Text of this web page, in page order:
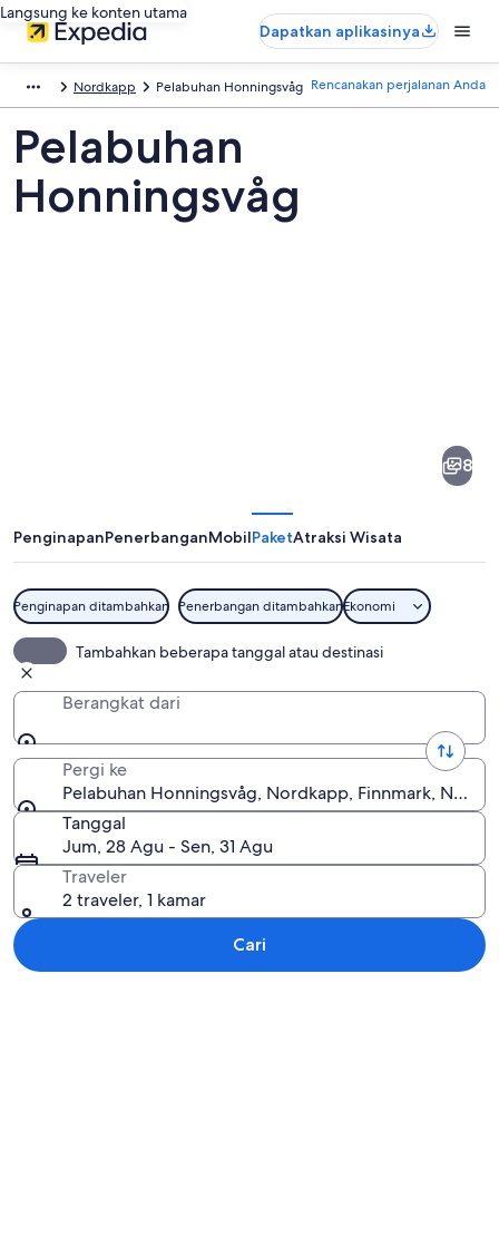
Langsung ke konten utama
Dapatkan aplikasinya
Nordkapp Pelabuhan Honningsvåg Rencanakan perjalanan Anda
Pelabuhan
Honningsvåg
8
PenginapanPenerbanganMobilPaketAtraksi Wisata
Penginapan ditambahkan Penerbangan ditambahkanEkonomi
Tambahkan beberapa tanggal atau destinasi
Berangkat dari
Pergi ke
Pelabuhan Honningsvåg, Nordkapp, Finnmark,
Tanggal
Jum, 28 Agu - Sen, 31 Agu
Traveler
2 traveler, 1 kamar
Cari